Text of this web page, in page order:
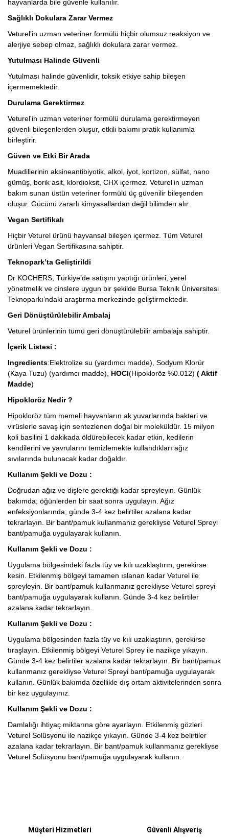
hayvanlarda bile güvenle kullanılır.
Sağlıklı Dokulara Zarar Vermez
Veturel'in uzman veteriner formülü hiçbir olumsuz reaksiyon ve
alerjiye sebep olmaz, sağlıklı dokulara zarar vermez.
Yutulması Halinde Güvenli
Yutulması halinde güvenlidir, toksik etkiye sahip bileşen
içermemektedir.
Durulama Gerektirmez
Veturel'in uzman veteriner formülü durulama gerektirmeyen
güvenli bileşenlerden oluşur, etkili bakımı pratik kullanımla
birleştirir.
Güven ve Etki Bir Arada
Muadillerinin aksineantibiyotik, alkol, iyot, kortizon, sülfat, nano
gümüş, borik asit, klordioksit, CHX içermez. Veturel’in uzman
bakım sunan üstün veteriner formülü üç güvenilir bileşenden
oluşur. Gücünü zararlı kimyasallardan değil bilimden alır.
Vegan Sertifikalı
Hiçbir Veturel ürünü hayvansal bileşen içermez. Tüm Veturel
ürünleri Vegan Sertifikasına sahiptir.
Teknopark’ta Geliştirildi
Dr KOCHERS, Türkiye’de satışını yaptığı ürünleri, yerel
yönetmelik ve cinslere uygun bir şekilde Bursa Teknik Üniversitesi
Teknoparkı’ndaki araştırma merkezinde geliştirmektedir.
Geri Dönüştürülebilir Ambalaj
Veturel ürünlerinin tümü geri dönüştürülebilir ambalaja sahiptir.
İçerik Listesi :
Ingredients:Elektrolize su (yardımcı madde), Sodyum Klorür
(Kaya Tuzu) (yardımcı madde), HOCI(Hipokloröz %0.012) ( Aktif
Madde)
Hipokloröz Nedir ?
Hipokloröz tüm memeli hayvanların ak yuvarlarında bakteri ve
virüslerle savaş için sentezlenen doğal bir moleküldür. 15 milyon
koli basilini 1 dakikada öldürebilecek kadar etkin, kedilerin
kendilerini ve yavrularını temizlemekte kullandıkları ağız
sıvılarında bulunacak kadar doğaldır.
Kullanım Şekli ve Dozu :
Doğrudan ağız ve dişlere gerektiği kadar spreyleyin. Günlük
bakımda; öğünlerden bir saat sonra uygulayın. Ağız
enfeksiyonlarında; günde 3-4 kez belirtiler azalana kadar
tekrarlayın. Bir bant/pamuk kullanmanız gerekliyse Veturel Spreyi
bant/pamuğa uygulayarak kullanın.
Kullanım Şekli ve Dozu :
Uygulama bölgesindeki fazla tüy ve kılı uzaklaştırın, gerekirse
kesin. Etkilenmiş bölgeyi tamamen ıslanan kadar Veturel ile
spreyleyin. Bir bant/pamuk kullanmanız gerekliyse Veturel spreyi
bant/pamuğa uygulayarak kullanın. Günde 3-4 kez belirtiler
azalana kadar tekrarlayın.
Kullanım Şekli ve Dozu :
Uygulama bölgesinden fazla tüy ve kılı uzaklaştırın, gerekirse
tıraşlayın. Etkilenmiş bölgeyi Veturel Sprey ile nazikçe yıkayın.
Günde 3-4 kez belirtiler azalana kadar tekrarlayın. Bir bant/pamuk
kullanmanız gerekliyse Veturel Spreyi bant/pamuğa uygulayarak
kullanın. Günlük bakımda özellikle dış ortam aktivitelerinden sonra
bir kez uygulayınız.
Kullanım Şekli ve Dozu :
Damlalığı ihtiyaç miktarına göre ayarlayın. Etkilenmiş gözleri
Veturel Solüsyonu ile nazikçe yıkayın. Günde 3-4 kez belirtiler
azalana kadar tekrarlayın. Bir bant/pamuk kullanmanız gerekliyse
Veturel Solüsyonu bant/pamuğa uygulayarak kullanın.
Müşteri Hizmetleri Güvenli Alışveriş